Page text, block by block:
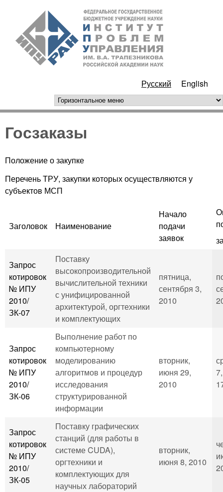
Перейти к основному
содержанию
РАН
Русский English
горизонтальное меню
Госзаказы
Положение о закупке
Перечень ТРУ, закупки которых осуществляются у
субъектов МСП
Заголовок Наименование
Начало
подачи
заявок
Запрос
котировок
№ ИПУ
2010/
ЗК-07
Поставку
высокопроизводительной
вычислительной техники
с унифицированной
архитектурой, оргтехники
и комплектующих
пятница,
сентября 3,
2010
Запрос
котировок
№ ИПУ
2010/
ЗК-06
Выполнение работ по
компьютерному
моделированию
алгоритмов и процедур
исследования
структурированной
информации
вторник,
июня 29,
2010
Запрос
котировок
№ ИПУ
2010/
ЗК-05
Поставку графических
станций (для работы в
системе CUDA),
оргтехники и
комплектующих для
научных лабораторий
вторник,
июня 8, 2010